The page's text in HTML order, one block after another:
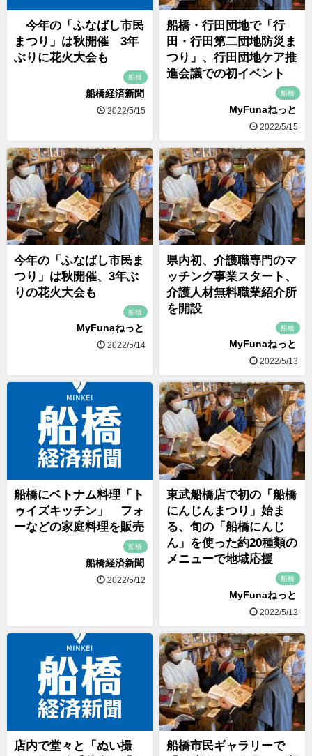
今年の「ふなばし市民
まつり」は秋開催 3年
ぶりに花火大会も
船橋
船橋経済新聞
2022/5/15
船橋・行田団地で「行
田・行田第二団地防災ま
つり」、行田団地ケア推
進会議での初イベント
船橋
MyFunaねっと
2022/5/15
今年の「ふなばし市民ま
つり」は秋開催、3年ぶ
りの花火大会も
船橋
MyFunaねっと
2022/5/14
県内初、介護職専門のマ
ッチング事業スタート、
介護人材無料職業紹介所
を開設
船橋
MyFunaねっと
2022/5/13
船橋にベトナム料理「ト
ゥイズキッチン」 フォ
ーなどの家庭料理を販売
船橋
船橋経済新聞
2022/5/12
東武船橋店で初の「船橋
にんじんまつり」始ま
る、旬の「船橋にんじ
ん」を使った約20種類の
メニューで地域応援
船橋
MyFunaねっと
2022/5/12
店内で堂々と「ぬい撮
船橋市民ギャラリーで